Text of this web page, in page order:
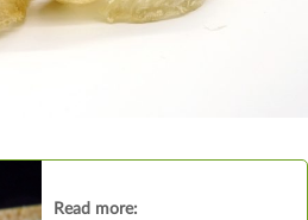
Read more: